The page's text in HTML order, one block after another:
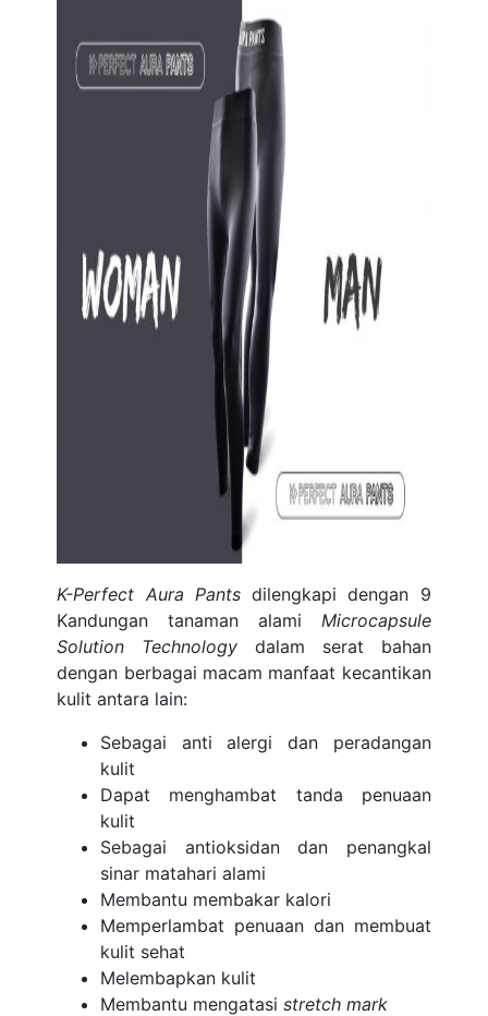
K-Perfect Aura Pantsdilengkapi dengan 9
Kandungan tanaman alami Microcapsule
Solution Technology dalam serat bahan
dengan berbagai macam manfaat kecantikan
kulit antara lain:
Sebagai anti alergi dan peradangan
kulit
Dapat menghambat tanda penuaan
kulit
Sebagai antioksidan dan penangkal
sinar matahari alami
Membantu membakar kalori
Memperlambat penuaan dan membuat
kulit sehat
Melembapkan kulit
Membantu mengatasistretch mark